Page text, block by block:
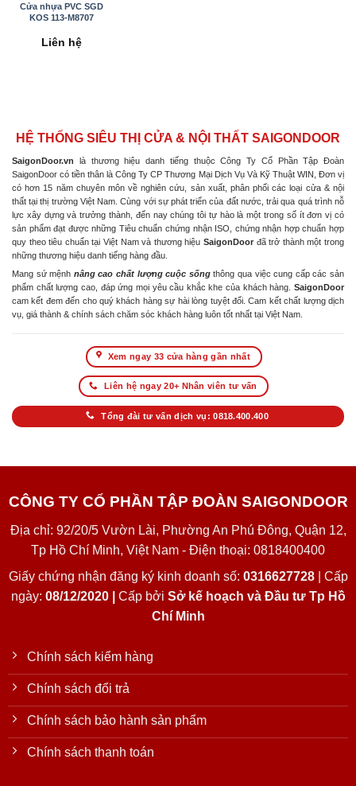
Cửa nhựa PVC SGD
KOS 113-M8707
Liên hệ
HỆ THỐNG SIÊU THỊ CỬA & NỘI THẤT SAIGONDOOR
SaigonDoor.vn là thương hiệu danh tiếng thuộc Công Ty Cổ Phần Tập Đoàn
SaigonDoor có tiền thân là Công Ty CP Thương Mại Dịch Vụ Và Kỹ Thuật WIN, Đơn vị
có hơn 15 năm chuyên môn về nghiên cứu, sản xuất, phân phối các loại cửa & nội
thất tại thị trường Việt Nam. Cùng với sự phát triển của đất nước, trải qua quá trình nỗ
lực xây dựng và trưởng thành, đến nay chúng tôi tự hào là một trong số ít đơn vị có
sản phẩm đạt được những Tiêu chuẩn chứng nhận ISO, chứng nhận hợp chuẩn hợp
quy theo tiêu chuẩn tại Việt Nam và thương hiệu SaigonDoor đã trở thành một trong
những thương hiệu danh tiếng hàng đầu.
Mang sứ mệnh nâng cao chất lượng cuộc sốngthông qua việc cung cấp các sản
phẩm chất lượng cao, đáp ứng mọi yêu cầu khắc khe của khách hàng. SaigonDoor
cam kết đem đến cho quý khách hàng sự hài lòng tuyệt đối. Cam kết chất lượng dịch
vụ, giá thành & chính sách chăm sóc khách hàng luôn tốt nhất tại Việt Nam.
Xem ngay 33 cửa hàng gần nhất
Liên hệ ngay 20+ Nhân viên tư vấn
Tổng đài tư vấn dịch vụ: 0818.400.400
CÔNG TY CỔ PHẦN TẬP ĐOÀN SAIGONDOOR
Địa chỉ: 92/20/5 Vườn Lài, Phường An Phú Đông, Quận 12,
Tp Hồ Chí Minh, Việt Nam - Điện thoại: 0818400400
Giấy chứng nhận đăng ký kinh doanh số: 0316627728| Cấp
ngày: 08/12/2020 | Cấp bởi Sở kế hoạch và Đầu tư Tp Hồ
Chí Minh
Chính sách kiểm hàng
Chính sách đổi trả
Chính sách bảo hành sản phẩm
Chính sách thanh toán